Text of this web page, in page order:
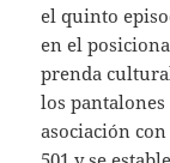
el quinto
en el
prenda
los pantalones
asociación